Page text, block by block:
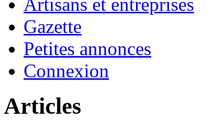
Artisans et entreprises
Gazette
Petites annonces
Connexion
Articles